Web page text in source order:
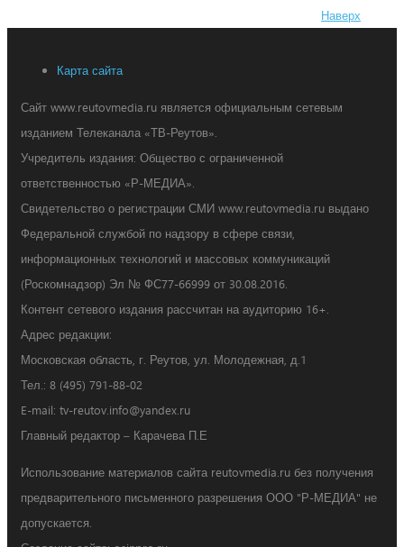
Наверх
Карта сайта
Сайт www.reutovmedia.ru является официальным сетевым
изданием Телеканала «ТВ-Реутов».
Учредитель издания: Общество с ограниченной
ответственностью «Р-МЕДИА».
Свидетельство о регистрации СМИ www.reutovmedia.ru выдано
Федеральной службой по надзору в сфере связи,
информационных технологий и массовых коммуникаций
(Роскомнадзор) Эл № ФС77-66999 от 30.08.2016.
Контент сетевого издания рассчитан на аудиторию 16+.
Адрес редакции:
Московская область, г. Реутов, ул. Молодежная, д.1
Тел.: 8 (495) 791-88-02
E-mail: tv-reutov.info@yandex.ru
Главный редактор – Карачева П.Е
Использование материалов сайта reutovmedia.ru без получения
предварительного письменного разрешения ООО "Р-МЕДИА" не
допускается.